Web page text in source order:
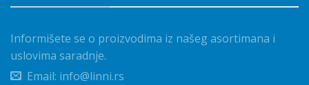
Informišete se o proizvodima iz našeg asortimana i
uslovima saradnje.
Email: info@linni.rs